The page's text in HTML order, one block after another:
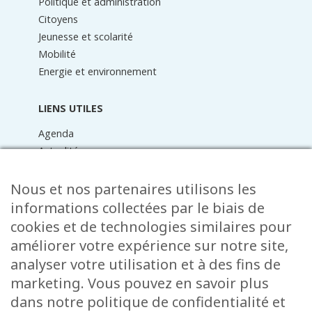
Citoyens
Jeunesse et scolarité
Mobilité
Energie et environnement
LIENS UTILES
Agenda
Actualités
Raider online
Formulaires
Faq
Contact
CONTACT
15 Rue de l’École
Nous et nos partenaires utilisons les
informations collectées par le biais de
cookies et de technologies similaires pour
améliorer votre expérience sur notre site,
analyser votre utilisation et à des fins de
marketing. Vous pouvez en savoir plus
dans notre politique de confidentialité et